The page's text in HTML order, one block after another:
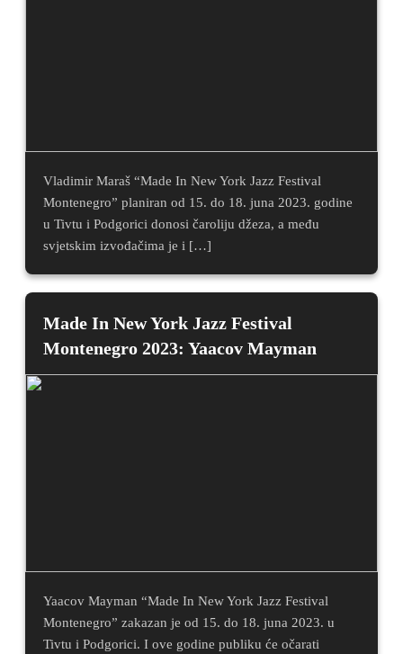
Vladimir Maraš “Made In New York Jazz Festival
Montenegro” planiran od 15. do 18. juna 2023. godine
u Tivtu i Podgorici donosi čaroliju džeza, a među
svjetskim izvođačima je i […]
Made In New York Jazz Festival
Montenegro 2023: Yaacov Mayman
Yaacov Mayman “Made In New York Jazz Festival
Montenegro” zakazan je od 15. do 18. juna 2023. u
Tivtu i Podgorici. I ove godine publiku će očarati